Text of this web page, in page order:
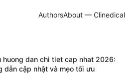
AuthorsAbout — Clinedical
huong dan chi tiet cap nhat 2026:
dẫn cập nhật và mẹo tối ưu